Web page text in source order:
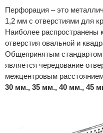
Перфорация – это
1,2 мм с отверстиями для
Наиболее распространены
отверстия овальной и
Общепринятым стандартом
является чередование
межцентровым
30 мм., 35 мм., 40 мм., 45